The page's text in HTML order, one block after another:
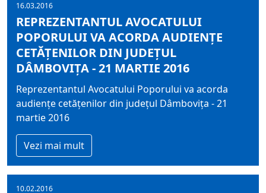
16.03.2016
REPREZENTANTUL AVOCATULUI
POPORULUI VA ACORDA AUDIENȚE
CETĂȚENILOR DIN JUDEȚUL
DÂMBOVIȚA - 21 MARTIE 2016
Reprezentantul Avocatului Poporului va acorda
audiențe cetățenilor din județul Dâmbovița - 21
martie 2016
Vezi mai mult
10.02.2016